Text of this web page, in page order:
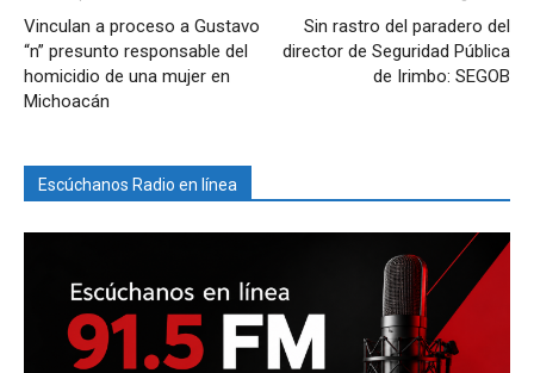
Vinculan a proceso a Gustavo
“n” presunto responsable del
homicidio de una mujer en
Michoacán
Sin rastro del paradero del
director de Seguridad Pública
de Irimbo: SEGOB
Escúchanos Radio en línea